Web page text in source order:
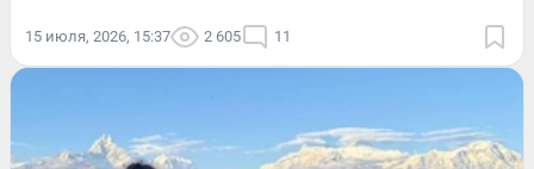
15 июля, 2026, 15:37 2 605 11